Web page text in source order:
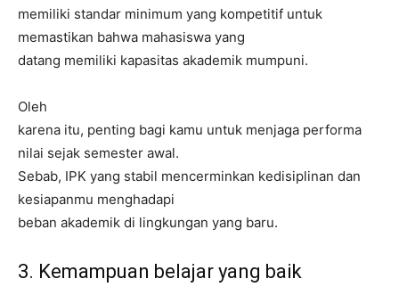
memiliki standar minimum yang kompetitif untuk
memastikan bahwa mahasiswa yang
datang memiliki kapasitas akademik mumpuni.
Oleh
karena itu, penting bagi kamu untuk menjaga performa
nilai sejak semester awal.
Sebab, IPK yang stabil mencerminkan kedisiplinan dan
kesiapanmu menghadapi
beban akademik di lingkungan yang baru.
3. Kemampuan belajar yang baik